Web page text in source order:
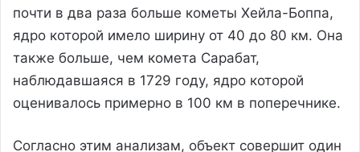
почти в два раза больше кометы Хейла-Боппа,
ядро которой имело ширину от 40 до 80 км. Она
также больше, чем комета Сарабат,
наблюдавшаяся в 1729 году, ядро которой
оценивалось примерно в 100 км в поперечнике.
Согласно этим анализам, объект совершит один